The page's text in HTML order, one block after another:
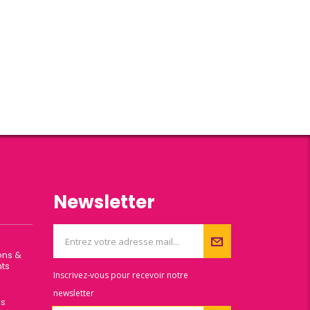
&
Newsletter
Inscrivez-vous pour recevoir notre
newsletter